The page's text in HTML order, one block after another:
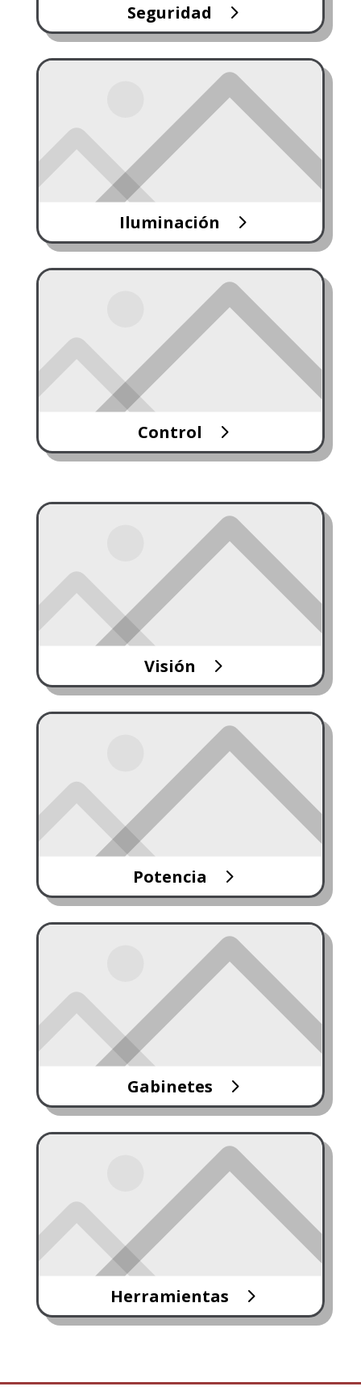
Seguridad
Iluminación
Control
Visión
Potencia
Gabinetes
Herramientas